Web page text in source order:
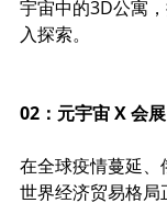
宇宙中的3D公寓
入探索。
02：元宇宙 X 会展
在全球疫情蔓延、
世界经济贸易格